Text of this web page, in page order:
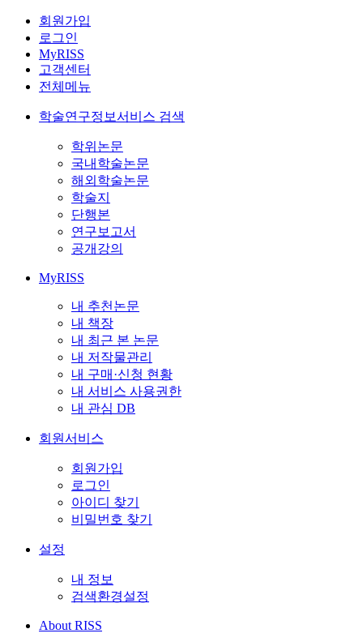
회원가입
로그인
MyRISS
고객센터
전체메뉴
학술연구정보서비스 검색
학위논문
국내학술논문
해외학술논문
학술지
단행본
연구보고서
공개강의
MyRISS
내 추천논문
내 책장
내 최근 본 논문
내 저작물관리
내 구매·신청 현황
내 서비스 사용권한
내 관심 DB
회원서비스
회원가입
로그인
아이디 찾기
비밀번호 찾기
설정
내 정보
검색환경설정
About RISS